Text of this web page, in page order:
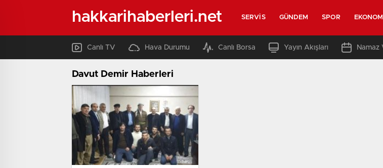
hakkarihaberleri.net SERVIS GÜNDEM SPOR EKONOMI
Canlı TV Hava Durumu Canlı Borsa Yayın Akışları Namaz
Davut Demir Haberleri